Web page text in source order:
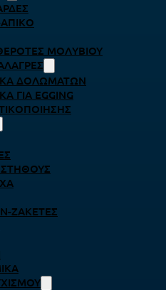
ΜΟΛΥΒΙΟΎ
ΔΟΛΩΜΆΤΩΝ
ΓΙΑ EGGING
ΖΑΚΈΤΕΣ